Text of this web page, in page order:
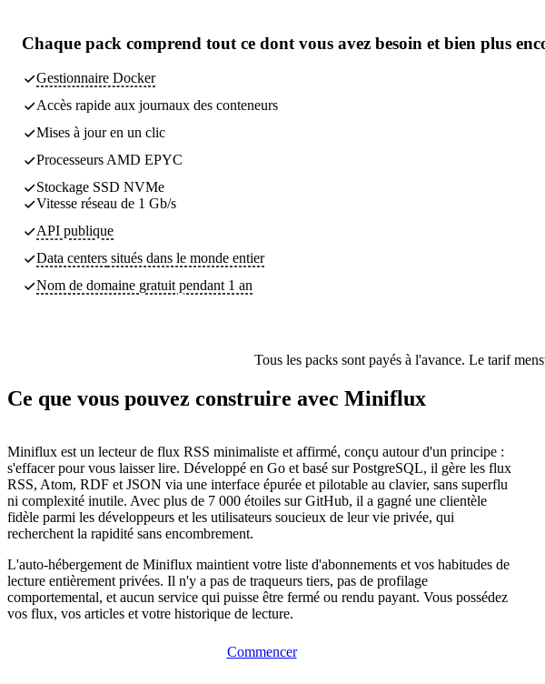
Chaque pack comprend tout ce dont vous avez besoin et bien plus
Gestionnaire Docker
Accès rapide aux journaux des conteneurs
Mises à jour en un clic
Processeurs AMD EPYC
Stockage SSD NVMe
Vitesse réseau de 1 Gb/s
API publique
Data centers situés dans le monde entier
Nom de domaine gratuit pendant 1 an
Tous les packs sont payés à l'avance. Le tarif
Ce que vous pouvez construire avec Miniflux
Miniflux est un lecteur de flux RSS minimaliste et affirmé, conçu autour d'un principe :
s'effacer pour vous laisser lire. Développé en Go et basé sur PostgreSQL, il gère les flux
RSS, Atom, RDF et JSON via une interface épurée et pilotable au clavier, sans superflu
ni complexité inutile. Avec plus de 7 000 étoiles sur GitHub, il a gagné une clientèle
fidèle parmi les développeurs et les utilisateurs soucieux de leur vie privée, qui
recherchent la rapidité sans encombrement.
L'auto-hébergement de Miniflux maintient votre liste d'abonnements et vos habitudes de
lecture entièrement privées. Il n'y a pas de traqueurs tiers, pas de profilage
comportemental, et aucun service qui puisse être fermé ou rendu payant. Vous possédez
vos flux, vos articles et votre historique de lecture.
Commencer